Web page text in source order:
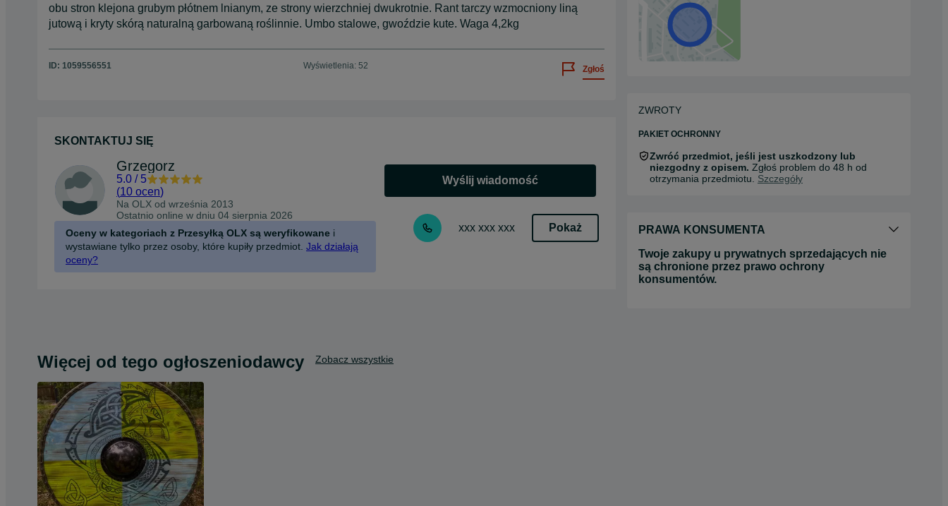
obu stron klejona grubym płótnem lnianym, ze strony wierzchniej dwukrotnie. Rant tarczy wzmocniony liną
jutową i kryty skórą naturalną garbowaną roślinnie. Umbo stalowe, gwoździe kute. Waga 4,2kg
ID: 1059556551 Wyświetlenia: 52 Zgłoś
SKONTAKTUJ SIĘ
Grzegorz
5.0 / 5
(10 ocen)
Na OLX od września 2013
Ostatnio online w dniu 04 sierpnia 2026
Oceny w kategoriach z Przesyłką OLX są weryfikowane i
wystawiane tylko przez osoby, które kupiły przedmiot. Jak działają
oceny?
Wyślij wiadomość
xxx xxx xxx Pokaż
ZWROTY
PAKIET OCHRONNY
Zwróć przedmiot, jeśli jest uszkodzony lub
niezgodny z opisem. Zgłoś problem do 48 h od
otrzymania przedmiotu. Szczegóły
PRAWA KONSUMENTA
Twoje zakupy u prywatnych sprzedających nie
są chronione przez prawo ochrony
konsumentów.
Więcej od tego ogłoszeniodawcy Zobacz wszystkie